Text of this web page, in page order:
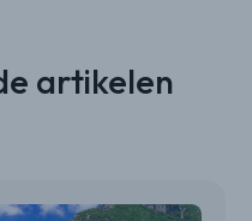
artikelen